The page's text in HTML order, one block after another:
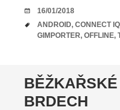
DATUM
16/01/2018
TAGY
ANDROID, CONNECT IQ
GIMPORTER, OFFLINE,
BRDECH